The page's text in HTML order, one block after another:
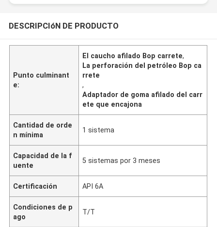
DESCRIPCIóN DE PRODUCTO
Punto culminant
e:
El caucho afilado Bop carrete,
La perforación del petróleo Bop ca
rrete
,
Adaptador de goma afilado del carr
ete que encajona
Cantidad de orde
n mínima
1 sistema
Capacidad de la f
uente
5 sistemas por 3 meses
Certificación API 6A
Condiciones de p
ago
T/T